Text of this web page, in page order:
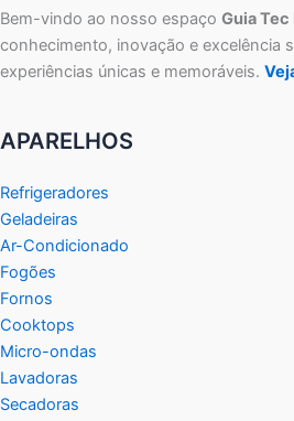
Bem-vindo ao nosso espaço Guia Tec
conhecimento, inovação e excelência
experiências únicas e memoráveis.
APARELHOS
Refrigeradores
Geladeiras
Ar-Condicionado
Fogões
Fornos
Cooktops
Micro-ondas
Lavadoras
Secadoras